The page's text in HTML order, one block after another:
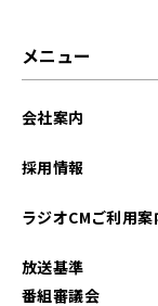
メニュー
会社案内
採用情報
ラジオCMご利用案
放送基準
番組審議会